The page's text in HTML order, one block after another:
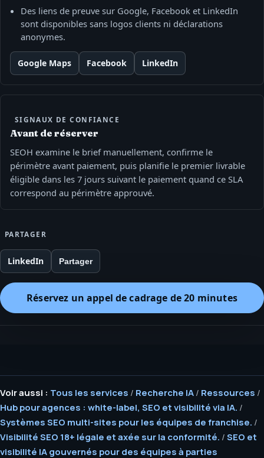
Des liens de preuve sur Google, Facebook et LinkedIn
sont disponibles sans logos clients ni déclarations
anonymes.
Google Maps Facebook LinkedIn
SIGNAUX DE CONFIANCE
Avant de réserver
SEOH examine le brief manuellement, confirme le
périmètre avant paiement, puis planifie le premier livrable
éligible dans les 7 jours suivant le paiement quand ce SLA
correspond au périmètre approuvé.
PARTAGER
LinkedIn Partager
Réservez un appel de cadrage de 20 minutes
Voir aussi : Tous les services / Recherche IA / Ressources /
Hub pour agences : white-label, SEO et visibilité via IA. /
Systèmes SEO multi-sites pour les équipes de franchise. /
Visibilité SEO 18+ légale et axée sur la conformité. / SEO et
visibilité IA gouvernés pour des équipes à parties